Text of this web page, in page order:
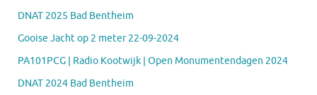
DNAT 2025 Bad Bentheim
Gooise Jacht op 2 meter 22-09-2024
PA101PCG | Radio Kootwijk | Open Monumentendagen 2024
DNAT 2024 Bad Bentheim